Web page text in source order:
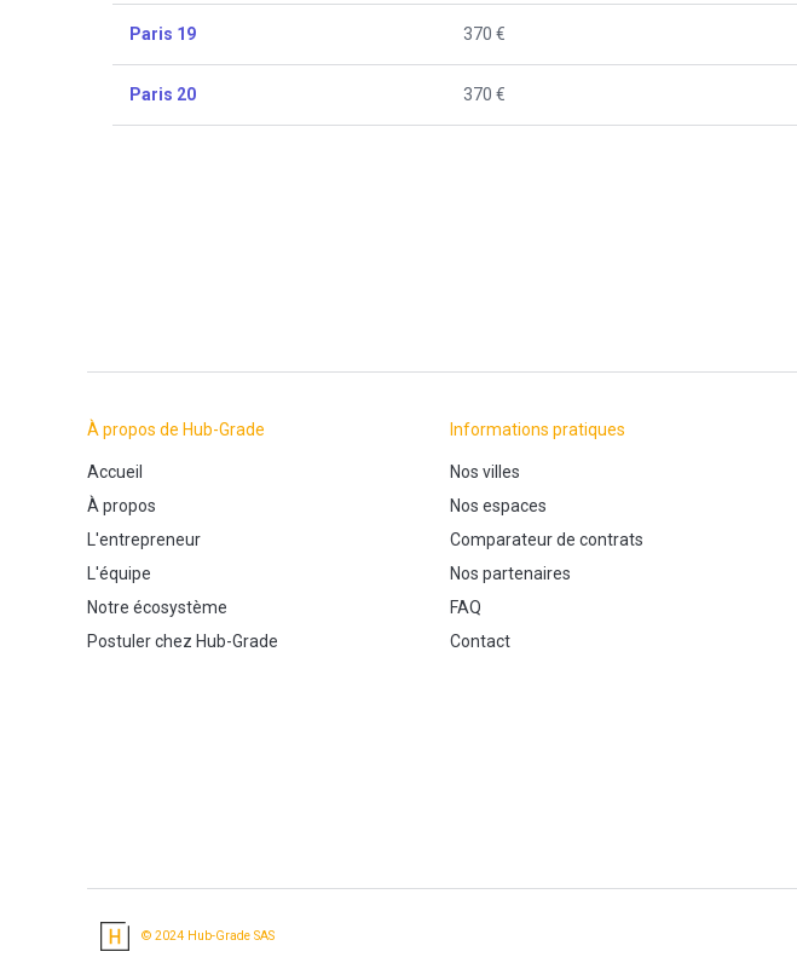
Paris 19 370 €
Paris 20 370 €
À propos de Hub-Grade
Accueil
À propos
L'entrepreneur
L'équipe
Notre écosystème
Postuler chez Hub-Grade
Informations pratiques
Nos villes
Nos espaces
Comparateur de contrats
Nos partenaires
FAQ
Contact
© 2024 Hub-Grade SAS